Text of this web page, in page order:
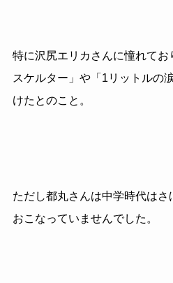
特に沢尻エリカさんに憧れて
スケルター」や「 1 リットルの
けたとのこと。
ただし都丸さんは中学時代は
おこなっていませんでした。